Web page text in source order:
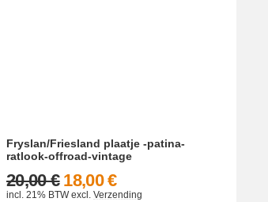
Fryslan/Friesland plaatje -patina-
ratlook-offroad-vintage
18,00 €
20,00 €
incl. 21% BTWexcl. Verzending